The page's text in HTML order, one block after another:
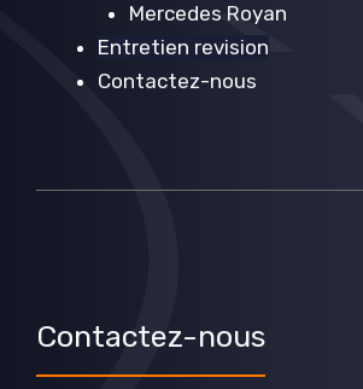
Mercedes Royan
Entretien revision
Contactez-nous
Contactez-nous